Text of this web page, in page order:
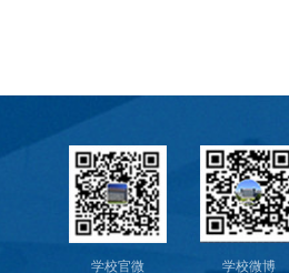
学校官微 学校微博